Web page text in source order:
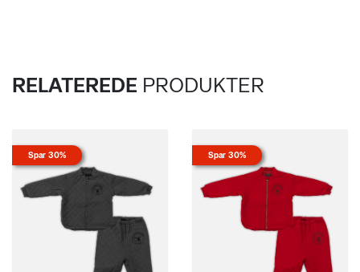
RELATEREDE PRODUKTER
Spar 30% Spar 30%